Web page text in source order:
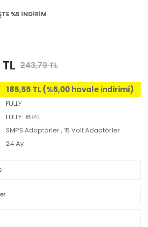
%5 İNDİRİM
243,79 TL
185,55 TL (%5,00 havale indirimi)
FULLY
FULLY-1614E
SMPS Adaptörler,15 Volt Adaptörler
24 Ay